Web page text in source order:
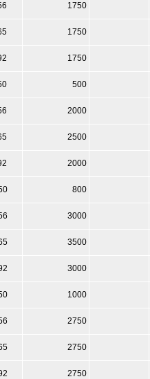
1750
1750
1750
500
2000
2500
2000
800
3000
3500
3000
1000
2750
2750
2750